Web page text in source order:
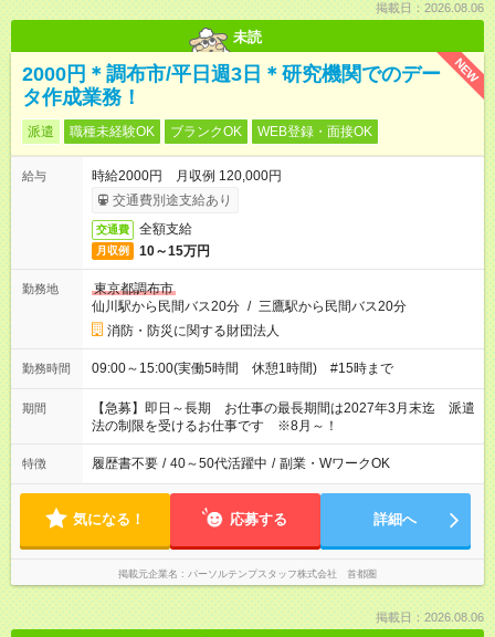
掲載日：2026.08.06
未読
NEW
2000円＊調布市/平日週3日＊研究機関でのデー
タ作成業務！
派遣 職種未経験OK ブランクOK WEB登録・面接OK
給与
時給2000円 月収例 120,000円
交通費別途支給あり
交通費 全額支給
月収例 10～15万円
勤務地
東京都調布市
仙川駅から民間バス20分 / 三鷹駅から民間バス20分
消防・防災に関する財団法人
勤務時間 09:00～15:00(実働5時間 休憩1時間) #15時まで
期間
【急募】即日～長期 お仕事の最長期間は2027年3月末迄 派遣
法の制限を受けるお仕事です ※8月～！
特徴 履歴書不要 / 40～50代活躍中 / 副業・WワークOK
気になる！ 応募する 詳細へ
掲載元企業名 パーソルテンプスタッフ株式会社 首都圏
掲載日：2026.08.06